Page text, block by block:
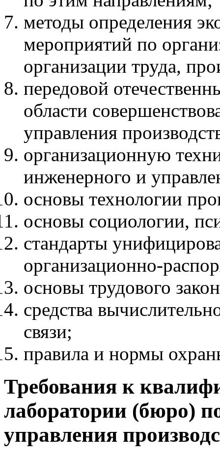
методы определения
мероприятий по
организации труда,
передовой
области
управления
организационную
инженерного и
основы технологии
основы социологии,
стандарты
организационно-
основы трудового
средства
связи;
правила и нормы
Требования к
лаборатории (бюро)
управления